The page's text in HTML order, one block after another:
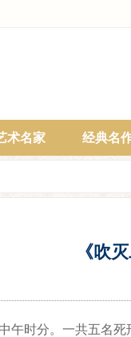
术名家 经典名
《吹
时分。一共五名死